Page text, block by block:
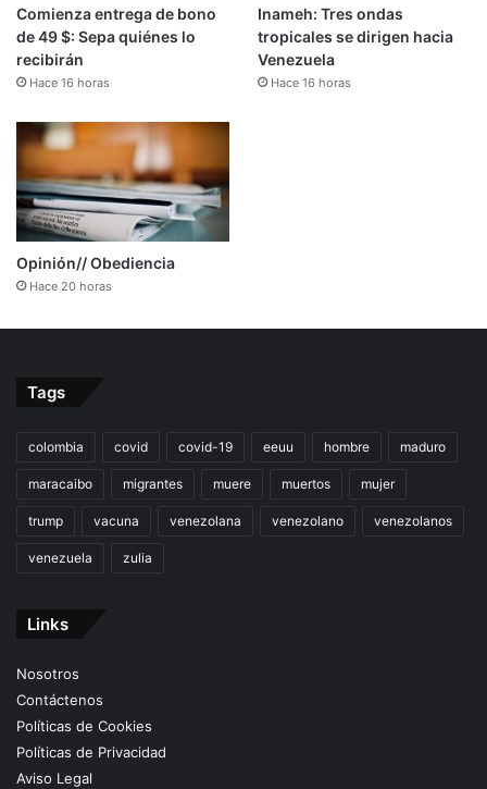
Comienza entrega de bono
de 49 $: Sepa quiénes lo
recibirán
Hace 16 horas
Inameh: Tres ondas
tropicales se dirigen hacia
Venezuela
Hace 16 horas
Opinión// Obediencia
Hace 20 horas
Tags
colombia covid covid-19 eeuu hombre maduro
maracaibo migrantes muere muertos mujer
trump vacuna venezolana venezolano venezolanos
venezuela zulia
Links
Nosotros
Contáctenos
Políticas de Cookies
Políticas de Privacidad
Aviso Legal